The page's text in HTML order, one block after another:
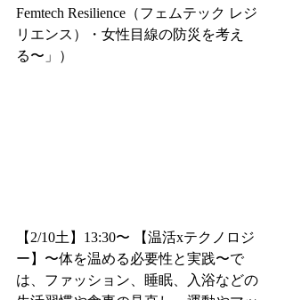
Femtech Resilience（フェムテック レジ
リエンス）・女性目線の防災を考え
る〜」）
【2/10土】13:30〜 【温活xテクノロジ
ー】〜体を温める必要性と実践〜で
は、ファッション、睡眠、入浴などの